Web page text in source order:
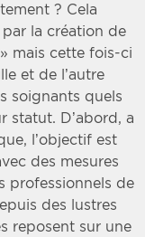
? Cela
la création de
» mais cette fois-ci
et de l’autre
soignants quels
statut. D’abord, a
l’objectif est
des mesures
professionnels de
des lustres
reposent sur une